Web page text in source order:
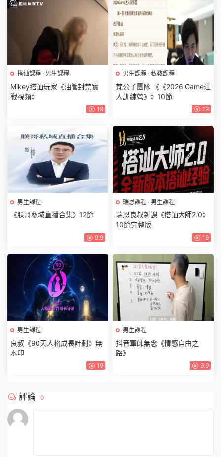
搭讪課程 · 男生課程
Mikey搭讪玩家《油管封禁實
戰視頻》
19
男生課程 · 私教課程
梵公子團隊 《《2026 Game達
人訓練營》》10節
19
男生課程
《朕哥私域直播合集》12節
9.9
瑞恩課程 · 男生課程
瑞恩良叔新課《搭讪大師2.0》
10節完整版
19
男生課程
良叔《90天人格成長計劃》無
水印
19
男生課程
抖音軍師無念《情感自由之
路》
9.9
評論 0